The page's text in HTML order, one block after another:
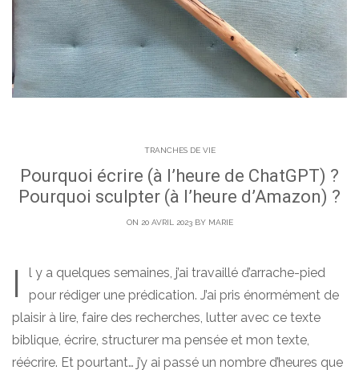
TRANCHES DE VIE
Pourquoi écrire (à l’heure de ChatGPT) ?
Pourquoi sculpter (à l’heure d’Amazon) ?
ON 20 AVRIL 2023 BY MARIE
I
l y a quelques semaines, j’ai travaillé d’arrache-pied
pour rédiger une prédication. J’ai pris énormément de
plaisir à lire, faire des recherches, lutter avec ce texte
biblique, écrire, structurer ma pensée et mon texte,
réécrire. Et pourtant… j’y ai passé un nombre d’heures que